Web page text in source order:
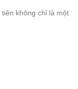
không chỉ là một